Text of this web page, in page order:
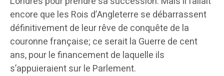
encore que les Rois d’Angleterre se débarrassent
définitivement de leur rêve de conquête de la
couronne française; ce serait la Guerre de cent
ans, pour le financement de laquelle ils
s’appuieraient sur le Parlement.